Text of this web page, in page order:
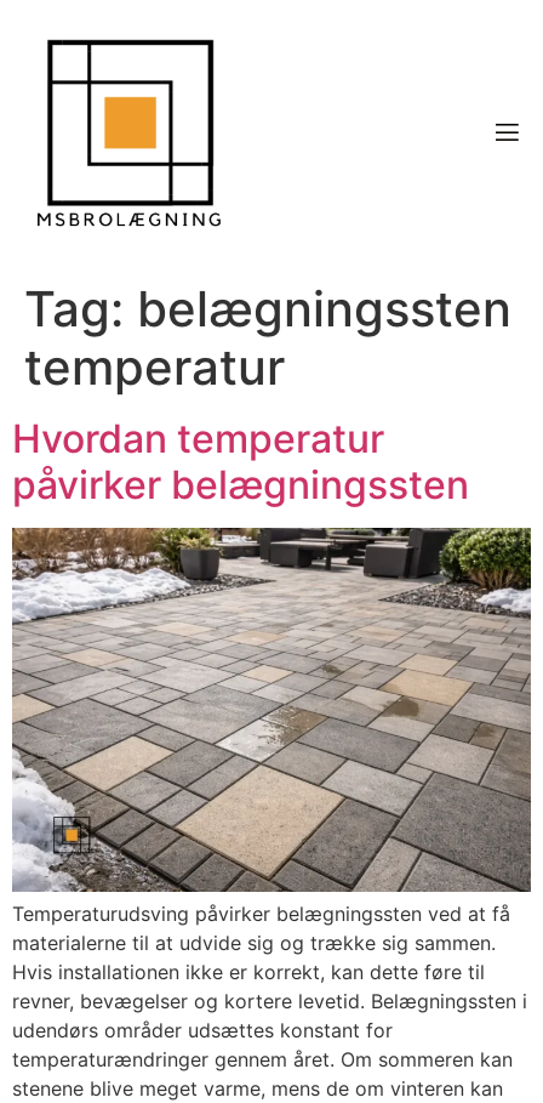
Tag: belægningssten
temperatur
Hvordan temperatur
påvirker belægningssten
Temperaturudsving påvirker belægningssten ved at få
materialerne til at udvide sig og trække sig sammen.
Hvis installationen ikke er korrekt, kan dette føre til
revner, bevægelser og kortere levetid. Belægningssten i
udendørs områder udsættes konstant for
temperaturændringer gennem året. Om sommeren kan
stenene blive meget varme, mens de om vinteren kan